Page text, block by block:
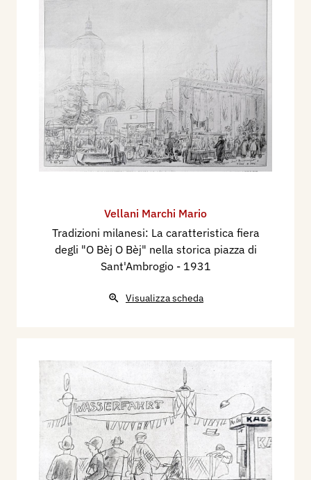
Vellani Marchi Mario
Tradizioni milanesi: La caratteristica fiera
degli "O Bèj O Bèj" nella storica piazza di
Sant'Ambrogio - 1931
Visualizza scheda